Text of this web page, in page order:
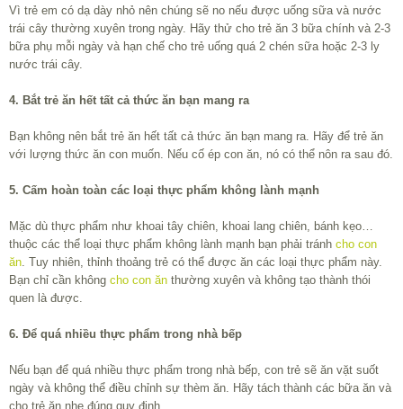
Vì trẻ em có dạ dày nhỏ nên chúng sẽ no nếu được uống sữa và nước
trái cây thường xuyên trong ngày. Hãy thử cho trẻ ăn 3 bữa chính và 2-3
bữa phụ mỗi ngày và hạn chế cho trẻ uống quá 2 chén sữa hoặc 2-3 ly
nước trái cây.
4. Bắt trẻ ăn hết tất cả thức ăn bạn mang ra
Bạn không nên bắt trẻ ăn hết tất cả thức ăn bạn mang ra. Hãy để trẻ ăn
với lượng thức ăn con muốn. Nếu cố ép con ăn, nó có thể nôn ra sau đó.
5. Cấm hoàn toàn các loại thực phẩm không lành mạnh
Mặc dù thực phẩm như khoai tây chiên, khoai lang chiên, bánh kẹo…
thuộc các thể loại thực phẩm không lành mạnh bạn phải tránh cho con
ăn. Tuy nhiên, thỉnh thoảng trẻ có thể được ăn các loại thực phẩm này.
Bạn chỉ cần không cho con ăn thường xuyên và không tạo thành thói
quen là được.
6. Để quá nhiều thực phẩm trong nhà bếp
Nếu bạn để quá nhiều thực phẩm trong nhà bếp, con trẻ sẽ ăn vặt suốt
ngày và không thể điều chỉnh sự thèm ăn. Hãy tách thành các bữa ăn và
cho trẻ ăn nhẹ đúng quy định.